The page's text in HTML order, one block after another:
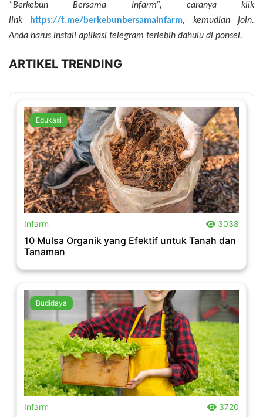
“Berkebun Bersama Infarm”, caranya klik
link https://t.me/berkebunbersamainfarm, kemudian join.
Anda harus install aplikasi telegram terlebih dahulu di ponsel.
ARTIKEL TRENDING
Edukasi
Infarm 3038
10 Mulsa Organik yang Efektif untuk Tanah dan
Tanaman
Budidaya
Infarm 3720